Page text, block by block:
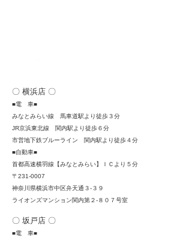
〇 横浜店 〇
■電 車■
みなとみらい線 馬車道駅より徒歩３分
JR京浜東北線 関内駅より徒歩６分
市営地下鉄ブルーライン 関内駅より徒歩４分
■自動車■
首都高速横羽線【みなとみらい】ＩＣより５分
〒231-0007
神奈川県横浜市中区弁天通３-３９
ライオンズマンション関内第２-８０７号室
〇 坂戸店 〇
■電 車■